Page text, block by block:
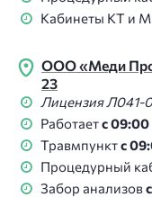
Кабинеты КТ и
ООО «Меди
23
Лицензия Л041-
Работаетс
Травмпунктс
Процедурный
Забор анализов